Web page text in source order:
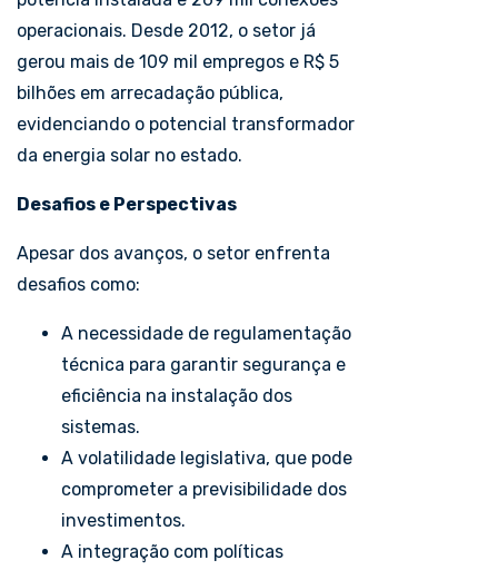
operacionais. Desde 2012, o setor já
gerou mais de 109 mil empregos e R$ 5
bilhões em arrecadação pública,
evidenciando o potencial transformador
da energia solar no estado.
Desafios e Perspectivas
Apesar dos avanços, o setor enfrenta
desafios como:
A necessidade de regulamentação
técnica para garantir segurança e
eficiência na instalação dos
sistemas.
A volatilidade legislativa, que pode
comprometer a previsibilidade dos
investimentos.
A integração com políticas